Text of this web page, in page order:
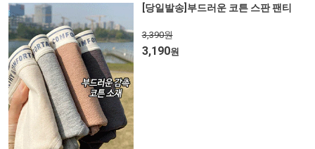
[당일발송]부드러운 코튼 스판 팬티
3,390원
3,190원